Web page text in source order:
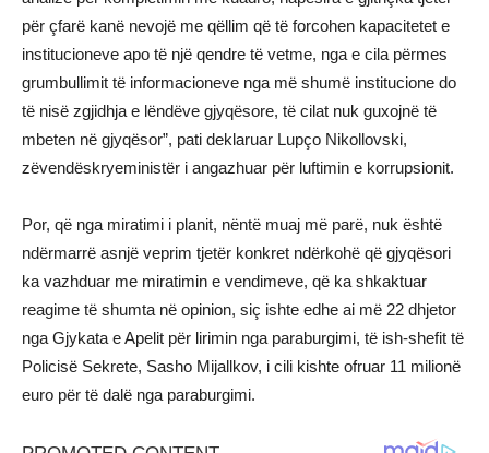
për çfarë kanë nevojë me qëllim që të forcohen kapacitetet e
institucioneve apo të një qendre të vetme, nga e cila përmes
grumbullimit të informacioneve nga më shumë institucione do
të nisë zgjidhja e lëndëve gjyqësore, të cilat nuk guxojnë të
mbeten në gjyqësor”, pati deklaruar Lupço Nikollovski,
zëvendëskryeministër i angazhuar për luftimin e korrupsionit.
Por, që nga miratimi i planit, nëntë muaj më parë, nuk është
ndërmarrë asnjë veprim tjetër konkret ndërkohë që gjyqësori
ka vazhduar me miratimin e vendimeve, që ka shkaktuar
reagime të shumta në opinion, siç ishte edhe ai më 22 dhjetor
nga Gjykata e Apelit për lirimin nga paraburgimi, të ish-shefit të
Policisë Sekrete, Sasho Mijallkov, i cili kishte ofruar 11 milionë
euro për të dalë nga paraburgimi.